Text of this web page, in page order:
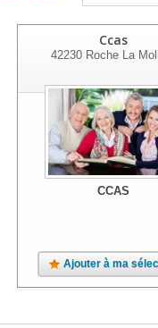
Ccas
42230Roche La
CCAS
Ajouter à ma